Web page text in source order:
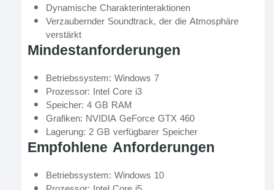
Dynamische Charakterinteraktionen
Verzaubernder Soundtrack, der die Atmosphäre
verstärkt
Mindestanforderungen
Betriebssystem: Windows 7
Prozessor: Intel Core i3
Speicher: 4 GB RAM
Grafiken: NVIDIA GeForce GTX 460
Lagerung: 2 GB verfügbarer Speicher
Empfohlene Anforderungen
Betriebssystem: Windows 10